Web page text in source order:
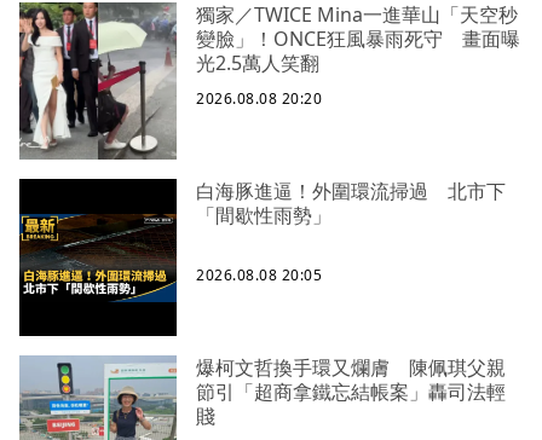
獨家／TWICE Mina一進華山「天空秒
變臉」！ONCE狂風暴雨死守 畫面曝
光2.5萬人笑翻
2026.08.08 20:20
白海豚進逼！外圍環流掃過 北市下
「間歇性雨勢」
2026.08.08 20:05
爆柯文哲換手環又爛膚 陳佩琪父親
節引「超商拿鐵忘結帳案」轟司法輕
賤